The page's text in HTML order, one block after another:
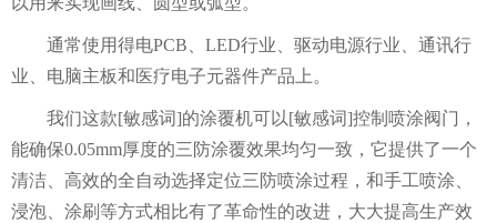
通常使用得电PCB、LED行业、驱动电源行业、通讯行
业、电脑主板和医疗电子元器件产品上。
我们这款[敏感词]的涂覆机可以[敏感词]控制喷涂阀门，
能确保0.05mm厚度的三防涂覆效果均匀一致，它提供了一个
清洁、高效的全自动选择定位三防喷涂过程，和手工喷涂、
浸泡、涂刷等方式相比有了革命性的改进，大大提高生产效